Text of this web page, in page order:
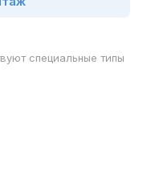
специальные типы